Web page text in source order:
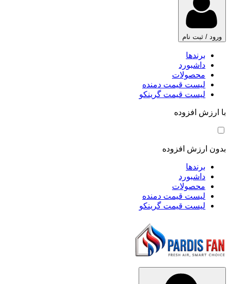
ورود / ثبت نام
برندها
داشبورد
محصولات
لیست قیمت دمنده
لیست قیمت گرینکو
با ارزش افزوده
بدون ارزش افزوده
برندها
داشبورد
محصولات
لیست قیمت دمنده
لیست قیمت گرینکو